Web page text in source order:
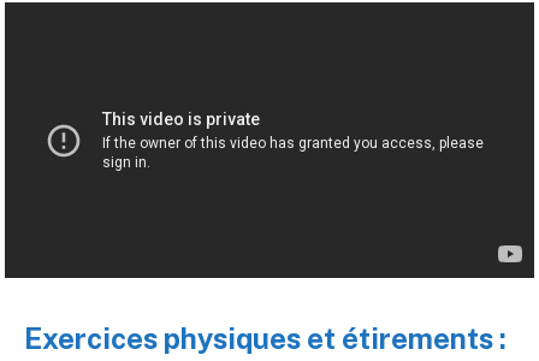
Exercices physiques et étirements :